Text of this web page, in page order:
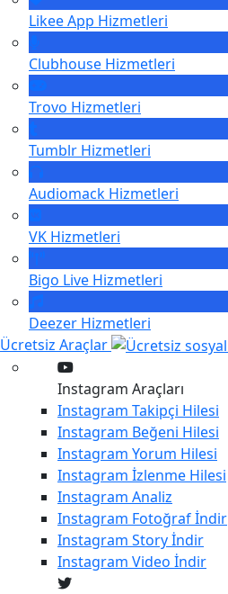
Likee App Hizmetleri
Clubhouse Hizmetleri
Trovo Hizmetleri
Tumblr Hizmetleri
Audiomack Hizmetleri
VK Hizmetleri
Bigo Live Hizmetleri
Deezer Hizmetleri
Ücretsiz Araçlar
Instagram Araçları
Instagram Takipçi Hilesi
Instagram Beğeni Hilesi
Instagram Yorum Hilesi
Instagram İzlenme Hilesi
Instagram Analiz
Instagram Fotoğraf İndir
Instagram Story İndir
Instagram Video İndir